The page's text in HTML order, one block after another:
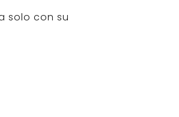
solo con su